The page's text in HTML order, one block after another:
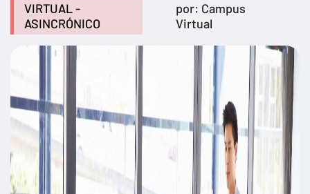
VIRTUAL -
ASINCRÓNICO
por: Campus
Virtual